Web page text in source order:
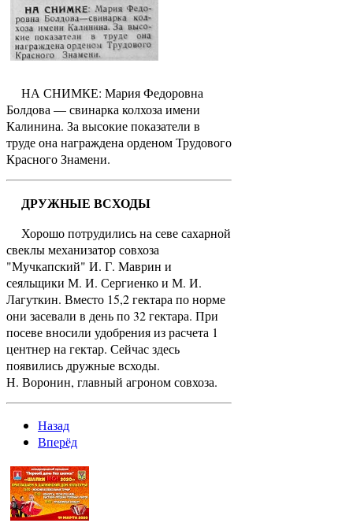
НА СНИМКЕ: Мария Федоровна
Болдова — свинарка колхоза имени
Калинина. За высокие показатели в
труде она награждена орденом Трудового
Красного Знамени.
ДРУЖНЫЕ ВСХОДЫ
Хорошо потрудились на севе сахарной
свеклы механизатор совхоза
"Мучкапский" И. Г. Маврин и
сеяльщики М. И. Сергиенко и М. И.
Лагуткин. Вместо 15,2 гектара по норме
они засевали в день по 32 гектара. При
посеве вносили удобрения из расчета 1
центнер на гектар. Сейчас здесь
появились дружные всходы.
Н. Воронин, главный агроном совхоза.
Назад
Вперёд